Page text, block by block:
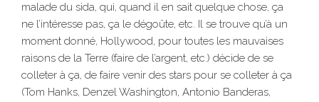
malade du sida, qui, quand il en sait quelque chose, ça
ne l’intéresse pas, ça le dégoûte, etc. Il se trouve qu’à un
moment donné, Hollywood, pour toutes les mauvaises
raisons de la Terre (faire de l’argent, etc.) décide de se
colleter à ça, de faire venir des stars pour se colleter à ça
(Tom Hanks, Denzel Washington, Antonio Banderas,